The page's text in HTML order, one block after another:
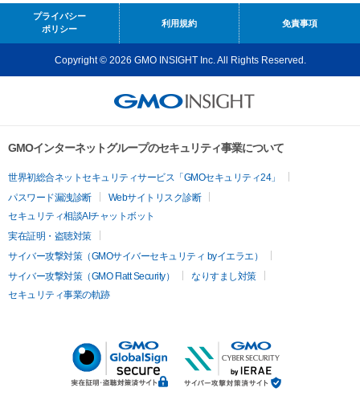
プライバシー
ポリシー
利用規約 免責事項
Copyright © 2026 GMO INSIGHT Inc. All Rights Reserved.
GMOインターネットグループのセキュリティ事業について
世界初総合ネットセキュリティサービス「GMOセキュリティ24」
パスワード漏洩診断
Webサイトリスク診断
セキュリティ相談AIチャットボット
実在証明・盗聴対策
サイバー攻撃対策（GMOサイバーセキュリティ byイエラエ）
サイバー攻撃対策（GMO Flatt Security）
なりすまし対策
セキュリティ事業の軌跡